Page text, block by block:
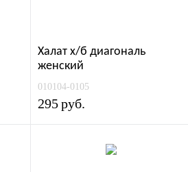
Халат х/б диагональ
женский
010104-0105
295руб.